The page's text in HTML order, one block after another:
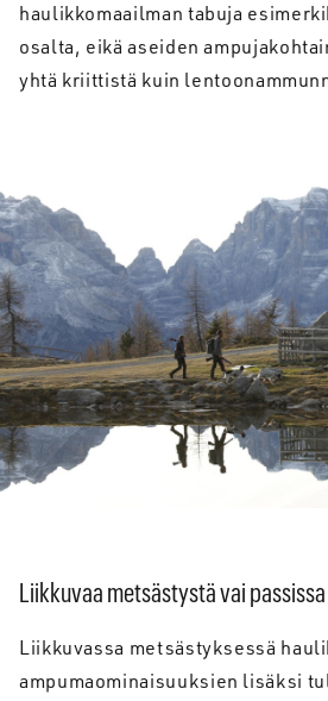
haulikkomaailman tabuja
osalta, eikä aseiden
yhtä kriittistä kuin
Liikkuvaa metsästystä vai
Liikkuvassa metsästyksessä
ampumaominaisuuksien lisäksi